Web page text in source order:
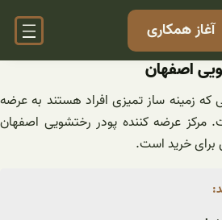
آغاز همکاری
اصفهان
که زمینه ساز تمیزی افراد هستند به عرضه
مرکز عرضه کننده پودر رختشویی اصفهان
برای خرید است.